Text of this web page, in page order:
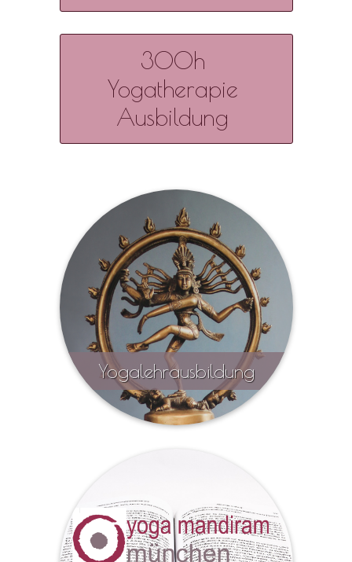
300h
Yogatherapie
Ausbildung
hier erfahren Sie mehr
Yogalehrausbildung